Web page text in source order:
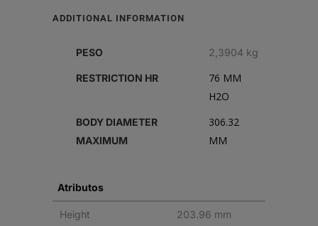
ADDITIONAL INFORMATION
PESO 2,3904 kg
RESTRICTION HR
76 MM
H2O
BODY DIAMETER
MAXIMUM
306.32
MM
Atributos
Height 203.96 mm